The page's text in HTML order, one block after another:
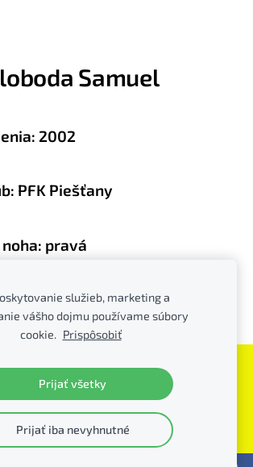
Samuel
2002
PFK Piešťany
pravá
pozícia: záložník/
© - všetky práva vyhradené
služieb, marketing a
vášho dojmu používame súbory
cookie. Prispôsobiť
Prijať všetky
Prijať iba nevyhnutné